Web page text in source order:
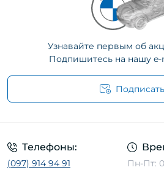
Узнавайте первым об
Подпишитесь на нашу e-
Телефоны:
(097) 914 94 91
Пн-Пт: